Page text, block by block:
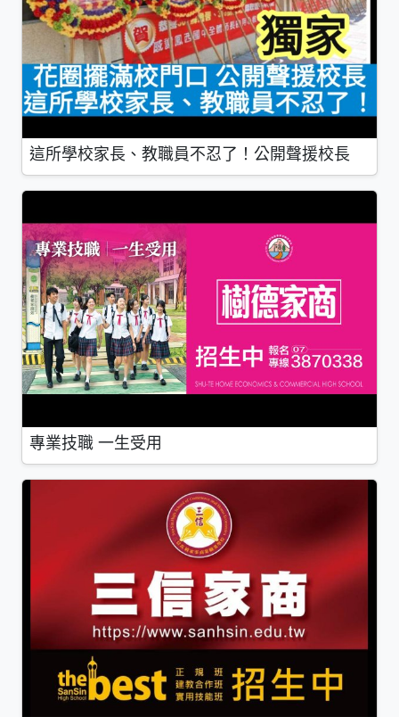
這所學校家長、教職員不忍了！公開聲援校長
專業技職 一生受用